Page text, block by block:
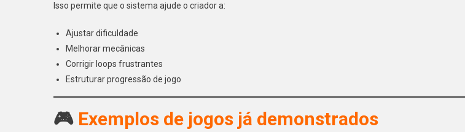
Isso permite que o sistema ajude o criador a:
Ajustar dificuldade
Melhorar mecânicas
Corrigir loops frustrantes
Estruturar progressão de jogo
🎮 Exemplos de jogos já demonstrados